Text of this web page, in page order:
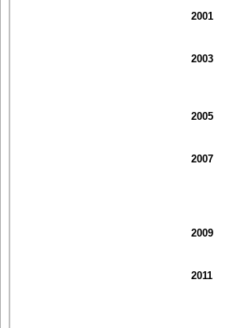
2001
2003
2005
2007
2009
2011